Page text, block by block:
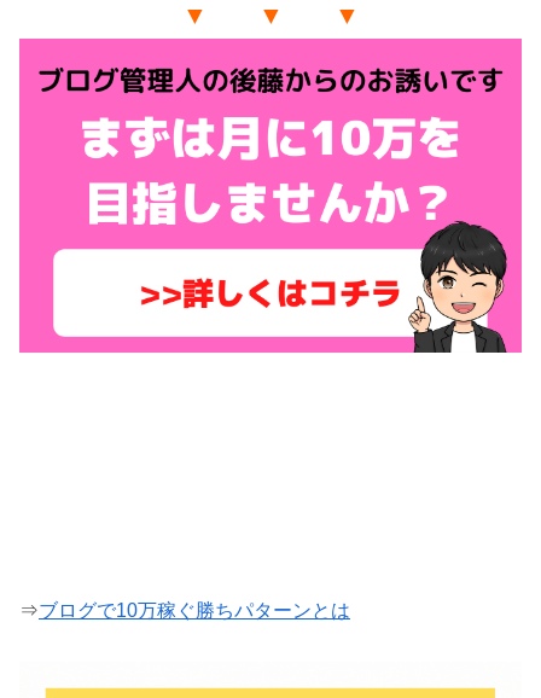
▼ ▼ ▼
⇒ブログで10万稼ぐ勝ちパターンとは